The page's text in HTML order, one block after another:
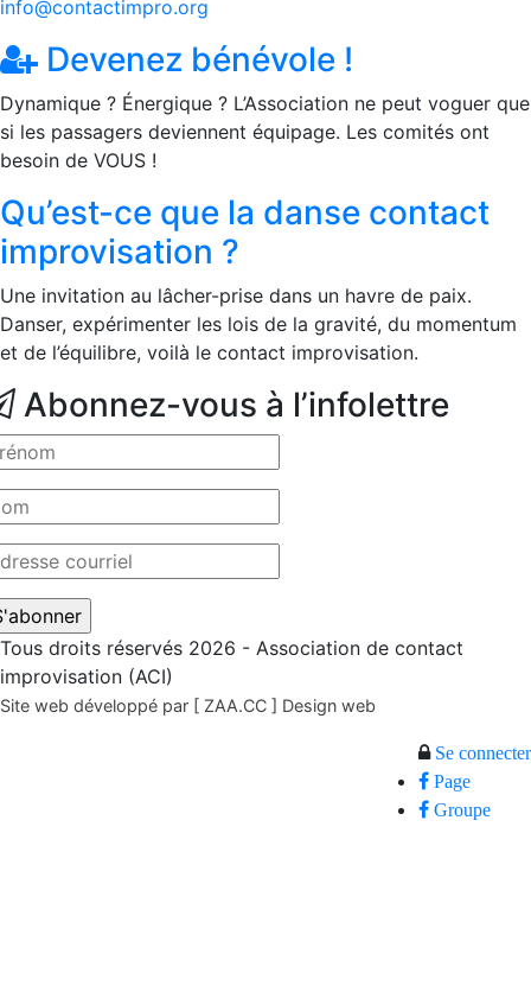
info@contactimpro.org
Devenez bénévole !
Dynamique ? Énergique ? L’Association ne peut voguer que
si les passagers deviennent équipage. Les comités ont
besoin de VOUS !
Qu’est-ce que la danse contact
improvisation ?
Une invitation au lâcher-prise dans un havre de paix.
Danser, expérimenter les lois de la gravité, du momentum
et de l’équilibre, voilà le contact improvisation.
Abonnez-vous à l’infolettre
Tous droits réservés 2026 - Association de contact
improvisation (ACI)
Site web développé par [ ZAA.CC ] Design web
Se connecter
Page
Groupe